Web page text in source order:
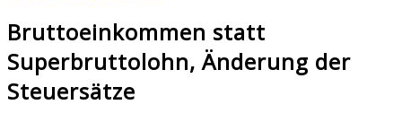
Bruttoeinkommen statt
Superbruttolohn, Änderung der
Steuersätze